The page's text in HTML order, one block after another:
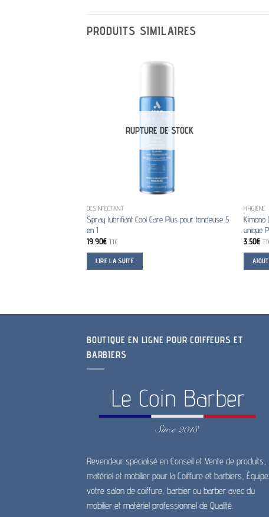
PRODUITS SIMILAIRES
RUPTURE DE STOCK
DÉSINFECTANT
Spray lubrifiant Cool Care Plus pour tondeuse 5
en 1
19.90€ TTC
LIRE LA SUITE
HYGIÈNE
Kimono
unique
3.50€
BOUTIQUE EN LIGNE POUR COIFFEURS ET
BARBIERS
Revendeur spécialisé en Conseil et Vente de produits,
matériel et mobilier pour la Coiffure et barbiers,
votre salon de coiffure, barbier ou barber avec du
mobilier et matériel professionnel de Qualité.